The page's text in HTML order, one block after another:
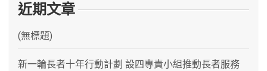
近期文章
(無標題)
新一輪長者十年行動計劃 設四專責小組推動長者服務